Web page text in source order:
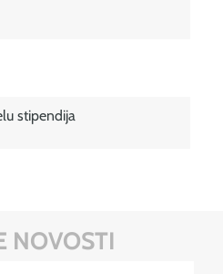
stipendija
NOVOSTI